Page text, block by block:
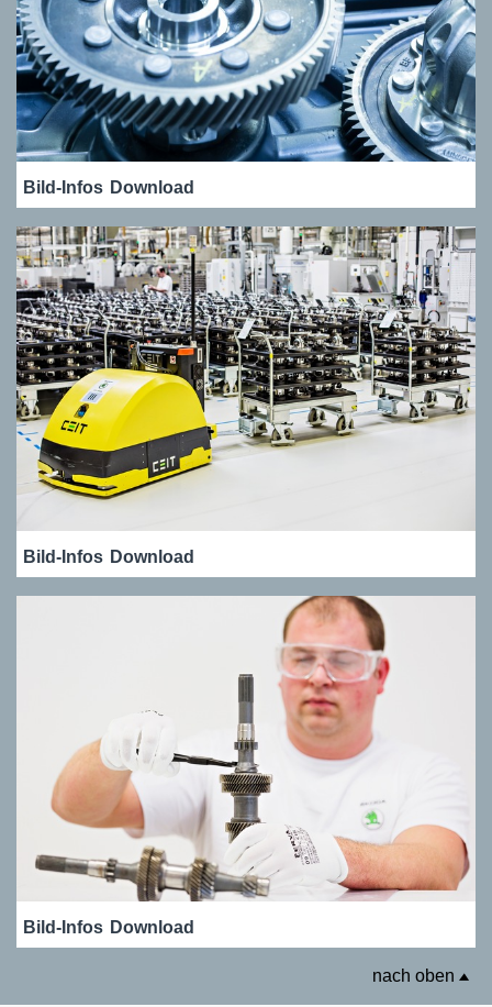
Bild-Infos Download
Bild-Infos Download
Bild-Infos Download
nach oben